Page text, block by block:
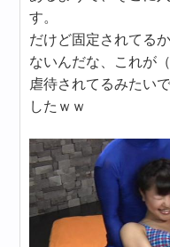
す。
だけど固定されてる
ないんだな、これが（
虐待されてるみたい
したｗｗ